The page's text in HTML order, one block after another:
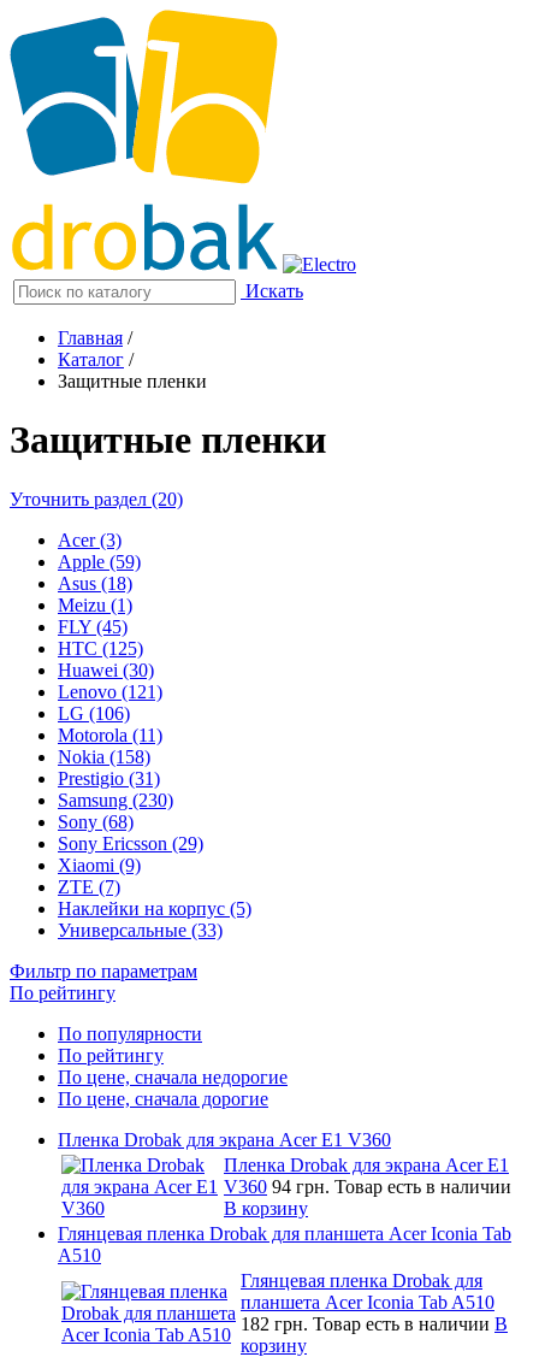
Искать
Главная /
Каталог /
Защитные пленки
Защитные пленки
Уточнить раздел (20)
Acer (3)
Apple (59)
Asus (18)
Meizu (1)
FLY (45)
HTC (125)
Huawei (30)
Lenovo (121)
LG (106)
Motorola (11)
Nokia (158)
Prestigio (31)
Samsung (230)
Sony (68)
Sony Ericsson (29)
Xiaomi (9)
ZTE (7)
Наклейки на корпус (5)
Универсальные (33)
Фильтр по параметрам
По рейтингу
По популярности
По рейтингу
По цене, сначала недорогие
По цене, сначала дорогие
Пленка Drobak для экрана Acer E1 V360
Пленка Drobak для экрана Acer E1
V360 94 грн. Товар есть в наличии
В корзину
Глянцевая пленка Drobak для планшета Acer Iconia Tab
A510
Глянцевая пленка Drobak для
планшета Acer Iconia Tab A510
182 грн. Товар есть в наличии В
корзину